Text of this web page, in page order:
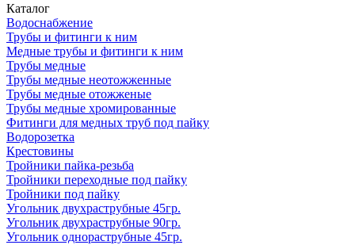
Каталог
Водоснабжение
Трубы и фитинги к ним
Медные трубы и фитинги к ним
Трубы медные
Трубы медные неотожженные
Трубы медные отожженые
Трубы медные хромированные
Фитинги для медных труб под пайку
Водорозетка
Крестовины
Тройники пайка-резьба
Тройники переходные под пайку
Тройники под пайку
Угольник двухраструбные 45гр.
Угольник двухраструбные 90гр.
Угольник однораструбные 45гр.